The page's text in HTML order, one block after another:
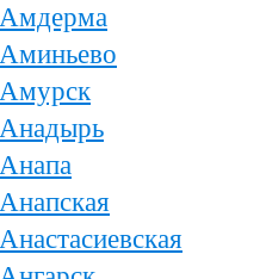
Амдерма
Аминьево
Амурск
Анадырь
Анапа
Анапская
Анастасиевская